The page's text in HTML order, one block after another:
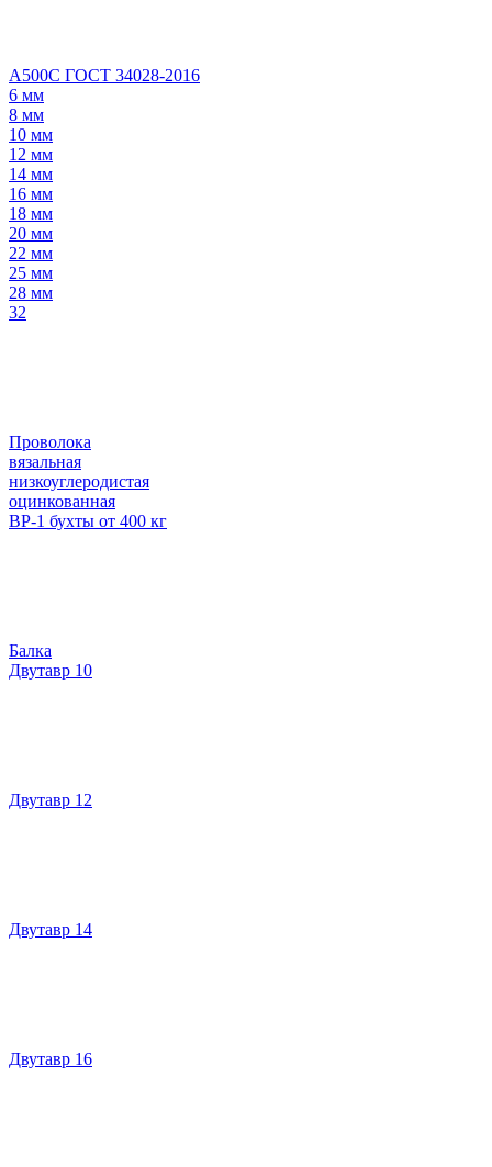
А500С ГОСТ 34028-2016
6 мм
8 мм
10 мм
12 мм
14 мм
16 мм
18 мм
20 мм
22 мм
25 мм
28 мм
32
Проволока
вязальная
низкоуглеродистая
оцинкованная
ВР-1 бухты от 400 кг
Балка
Двутавр 10
Двутавр 12
Двутавр 14
Двутавр 16